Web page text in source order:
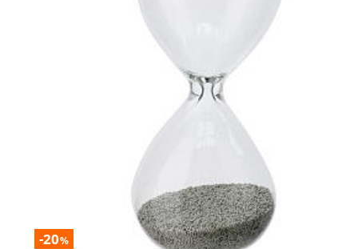
-20%